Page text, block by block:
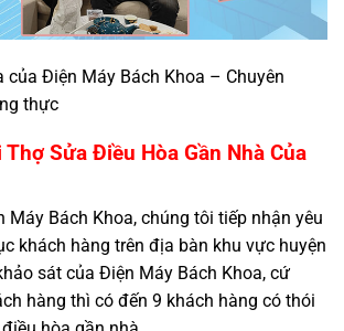
của Điện Máy Bách Khoa – Chuyên
thực
Sửa Điều Hòa Gần Nhà Của
Máy Bách Khoa, chúng tôi tiếp nhận yêu
khách hàng trên địa bàn khu vực huyện
sát của Điện Máy Bách Khoa, cứ
hàng thì có đến 9 khách hàng có thói